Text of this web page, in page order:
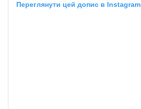
Переглянути цей допис в Instagram